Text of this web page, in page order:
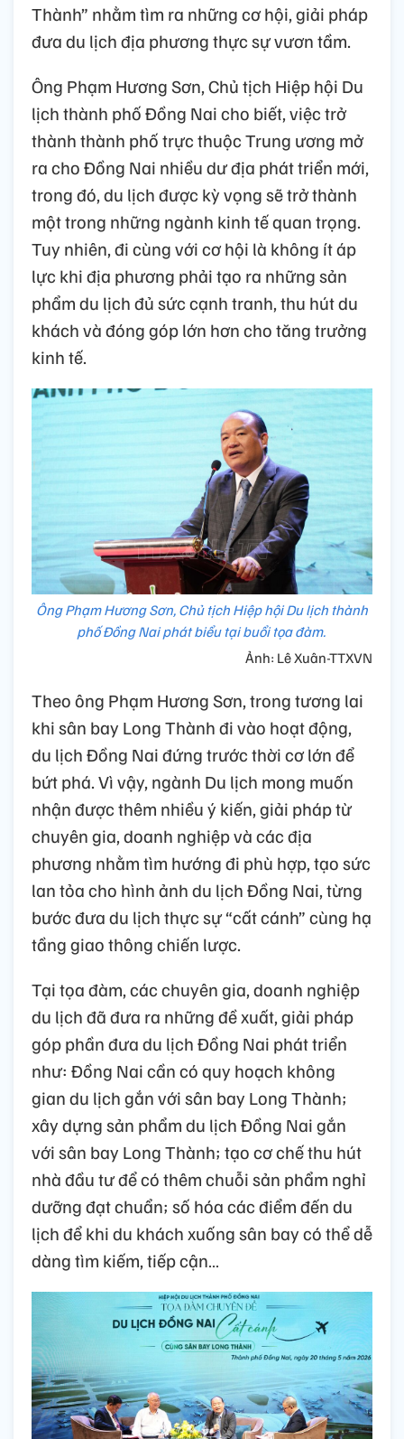
Thành” nhằm tìm ra những cơ hội, giải pháp
đưa du lịch địa phương thực sự vươn tầm.
Ông Phạm Hương Sơn, Chủ tịch Hiệp hội Du
lịch thành phố Đồng Nai cho biết, việc trở
thành thành phố trực thuộc Trung ương mở
ra cho Đồng Nai nhiều dư địa phát triển mới,
trong đó, du lịch được kỳ vọng sẽ trở thành
một trong những ngành kinh tế quan trọng.
Tuy nhiên, đi cùng với cơ hội là không ít áp
lực khi địa phương phải tạo ra những sản
phẩm du lịch đủ sức cạnh tranh, thu hút du
khách và đóng góp lớn hơn cho tăng trưởng
kinh tế.
Ông Phạm Hương Sơn, Chủ tịch Hiệp hội Du lịch thành
phố Đồng Nai phát biểu tại buổi tọa đàm.
Ảnh: Lê Xuân-TTXVN
Theo ông Phạm Hương Sơn, trong tương lai
khi sân bay Long Thành đi vào hoạt động,
du lịch Đồng Nai đứng trước thời cơ lớn để
bứt phá. Vì vậy, ngành Du lịch mong muốn
nhận được thêm nhiều ý kiến, giải pháp từ
chuyên gia, doanh nghiệp và các địa
phương nhằm tìm hướng đi phù hợp, tạo sức
lan tỏa cho hình ảnh du lịch Đồng Nai, từng
bước đưa du lịch thực sự “cất cánh” cùng hạ
tầng giao thông chiến lược.
Tại tọa đàm, các chuyên gia, doanh nghiệp
du lịch đã đưa ra những đề xuất, giải pháp
góp phần đưa du lịch Đồng Nai phát triển
như: Đồng Nai cần có quy hoạch không
gian du lịch gắn với sân bay Long Thành;
xây dựng sản phẩm du lịch Đồng Nai gắn
với sân bay Long Thành; tạo cơ chế thu hút
nhà đầu tư để có thêm chuỗi sản phẩm nghỉ
dưỡng đạt chuẩn; số hóa các điểm đến du
lịch để khi du khách xuống sân bay có thể dễ
dàng tìm kiếm, tiếp cận…